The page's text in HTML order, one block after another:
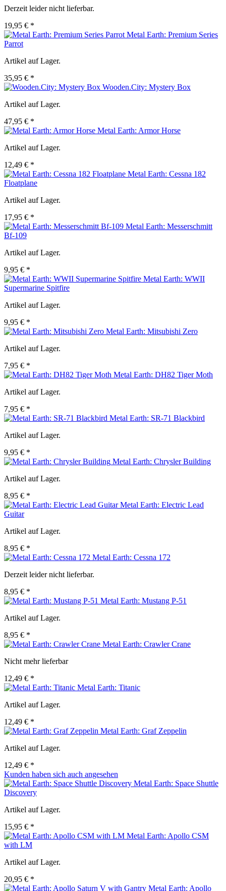
Derzeit leider nicht lieferbar.
19,95 € *
Metal Earth: Premium Series
Parrot
Artikel auf Lager.
35,95 € *
Wooden.City: Mystery Box
Artikel auf Lager.
47,95 € *
Metal Earth: Armor Horse
Artikel auf Lager.
12,49 € *
Metal Earth: Cessna 182
Floatplane
Artikel auf Lager.
17,95 € *
Metal Earth: Messerschmitt
Bf-109
Artikel auf Lager.
9,95 € *
Metal Earth: WWII
Supermarine Spitfire
Artikel auf Lager.
9,95 € *
Metal Earth: Mitsubishi Zero
Artikel auf Lager.
7,95 € *
Metal Earth: DH82 Tiger Moth
Artikel auf Lager.
7,95 € *
Metal Earth: SR-71 Blackbird
Artikel auf Lager.
9,95 € *
Metal Earth: Chrysler Building
Artikel auf Lager.
8,95 € *
Metal Earth: Electric Lead
Guitar
Artikel auf Lager.
8,95 € *
Metal Earth: Cessna 172
Derzeit leider nicht lieferbar.
8,95 € *
Metal Earth: Mustang P-51
Artikel auf Lager.
8,95 € *
Metal Earth: Crawler Crane
Nicht mehr lieferbar
12,49 € *
Metal Earth: Titanic
Artikel auf Lager.
12,49 € *
Metal Earth: Graf Zeppelin
Artikel auf Lager.
12,49 € *
Kunden haben sich auch angesehen
Metal Earth: Space Shuttle
Discovery
Artikel auf Lager.
15,95 € *
Metal Earth: Apollo CSM
with LM
Artikel auf Lager.
20,95 € *
Metal Earth: Apollo